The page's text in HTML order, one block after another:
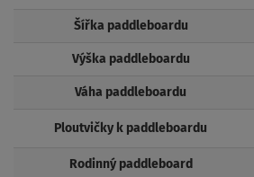
Šířka paddleboardu
Výška paddleboardu
Váha paddleboardu
Ploutvičky k paddleboardu
Rodinný paddleboard